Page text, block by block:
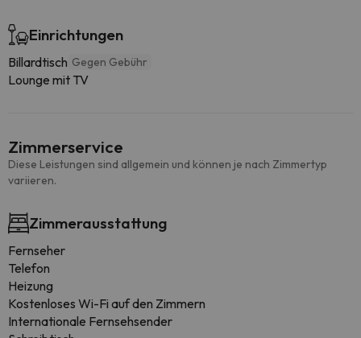
Einrichtungen
Billardtisch Gegen Gebühr
Lounge mit TV
Zimmerservice
Diese Leistungen sind allgemein und können je nach Zimmertyp
variieren.
Zimmerausstattung
Fernseher
Telefon
Heizung
Kostenloses Wi-Fi auf den Zimmern
Internationale Fernsehsender